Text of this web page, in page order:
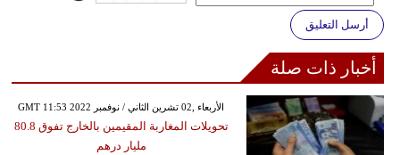
أرسل التعليق
أخبار ذات صلة
GMT 11:53 2022 الأربعاء ,02 تشرين الثاني / نوفمبر
تحويلات المغاربة المقيمين بالخارج تفوق 80.8
مليار درهم